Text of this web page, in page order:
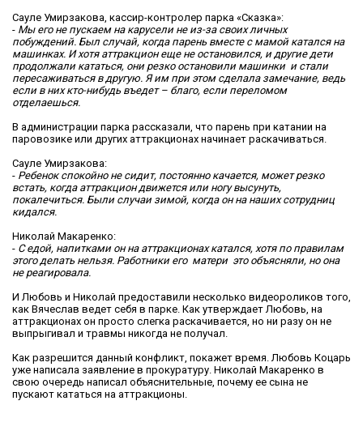
Сауле Умирзакова, кассир-контролер парка «Сказка»:
- Мы его не пускаем на карусели не из-за своих личных
побуждений. Был случай, когда парень вместе с мамой катался на
машинках. И хотя аттракцион еще не остановился, и другие дети
продолжали кататься, они резко остановили машинки и стали
пересаживаться в другую. Я им при этом сделала замечание, ведь
если в них кто-нибудь въедет – благо, если переломом
отделаешься.
В администрации парка рассказали, что парень при катании на
паровозике или других аттракционах начинает раскачиваться.
Сауле Умирзакова:
- Ребенок спокойно не сидит, постоянно качается, может резко
встать, когда аттракцион движется или ногу высунуть,
покалечиться. Были случаи зимой, когда он на наших сотрудниц
кидался.
Николай Макаренко:
- С едой, напитками он на аттракционах катался, хотя по правилам
этого делать нельзя. Работники его матери это объясняли, но она
не реагировала.
И Любовь и Николай предоставили несколько видеороликов того,
как Вячеслав ведет себя в парке. Как утверждает Любовь, на
аттракционах он просто слегка раскачивается, но ни разу он не
выпрыгивал и травмы никогда не получал.
Как разрешится данный конфликт, покажет время. Любовь Коцарь
уже написала заявление в прокуратуру. Николай Макаренко в
свою очередь написал объяснительные, почему ее сына не
пускают кататься на аттракционы.